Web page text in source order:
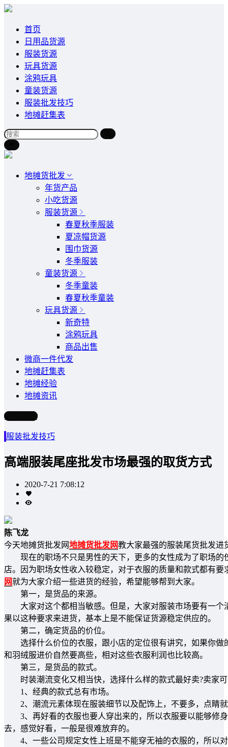
首页
日用品货源
服装货源
玩具货源
涂鸦玩具
童装货源
服装批发技巧
地摊赶集表
地摊货批发
年货产品
小吃货源
服装货源
春夏秋季服装
夏凉帽货源
围巾货源
冬季服装
童装货源
冬季童装
春夏秋季童装
玩具货源
新奇特
涂鸦玩具
商品出售
微商一件代发
地摊赶集表
地摊经验
地摊资讯
写文章
服装批发技巧
高端服装尾座批发市场最强的取货方式
2020-7-21 7:08:12
陈飞龙
今天地摊货批发网地摊货批发网教大家最强的服装尾货批发进
现在的职场不只是男性的天下，更多的女性成为了职场的
店。因为职场女性收入较稳定，对于衣服的质量和款式都有
网就为大家介绍一些进货的经验，希望能够帮到大家。
第一，是货品的来源。
大家对这个都相当敏感。但是，大家对服装市场要有一个
果以这种要求来进货，基本上是不能保证货源稳定供应的。
第二，确定货品的价位。
选择什么价位的衣服，跟小店的定位很有讲究，如果你做
和羽绒服进价自然要高些，相对这些衣服利润也比较高。
第三，是货品的款式。
时装潮流变化又相当快，选择什么样的款式最好卖?卖家可
1、经典的款式总有市场。
2、潮流元素体现在服装细节以及配饰上，不要多，点睛
3、再好看的衣服也要人穿出来的，所以衣服要以能够修
去，感觉好看，一般是很难放弃的。
4、一些公司规定女性上班是不能穿无袖的衣服的，所以